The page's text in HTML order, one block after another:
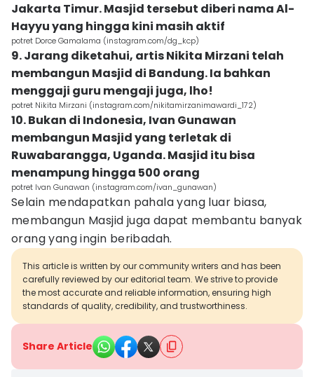
Jakarta Timur. Masjid tersebut diberi nama Al-
Hayyu yang hingga kini masih aktif
potret Dorce Gamalama (instagram.com/dg_kcp)
9. Jarang diketahui, artis Nikita Mirzani telah
membangun Masjid di Bandung. Ia bahkan
menggaji guru mengaji juga, lho!
potret Nikita Mirzani (instagram.com/nikitamirzanimawardi_172)
10. Bukan di Indonesia, Ivan Gunawan
membangun Masjid yang terletak di
Ruwabarangga, Uganda. Masjid itu bisa
menampung hingga 500 orang
potret Ivan Gunawan (instagram.com/ivan_gunawan)
Selain mendapatkan pahala yang luar biasa,
membangun Masjid juga dapat membantu banyak
orang yang ingin beribadah.
This article is written by our community writers and has been
carefully reviewed by our editorial team. We strive to provide
the most accurate and reliable information, ensuring high
standards of quality, credibility, and trustworthiness.
Share Article